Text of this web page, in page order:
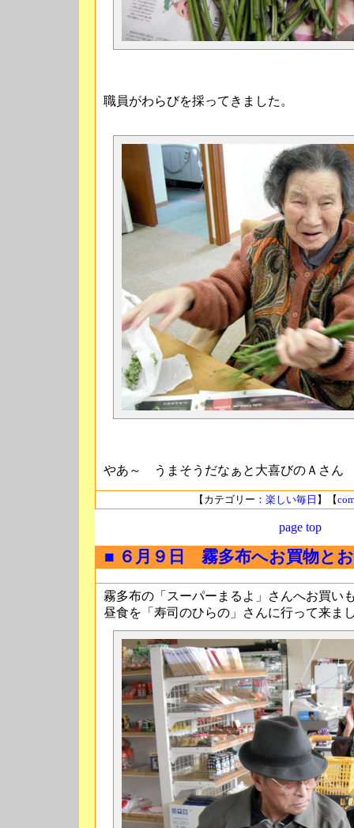
職員がわらびを採ってきました。
やあ～ うまそうだなぁと大喜びのＡさん
【カテゴリー： 楽しい毎日 】【
page top
■ ６月９日 霧多布へお買物と
霧多布の「スーパーまるよ」さんへお買い
昼食を「寿司のひらの」さんに行って来ま